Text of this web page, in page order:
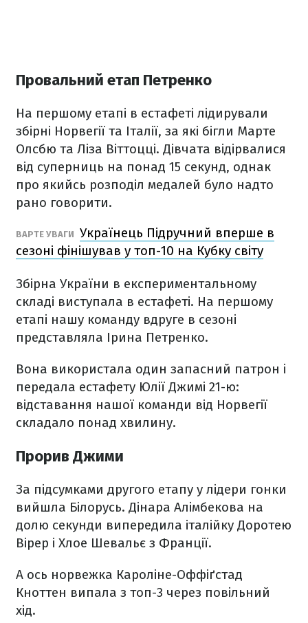
Провальний етап Петренко
На першому етапі в естафеті лідирували
збірні Норвегії та Італії, за які бігли Марте
Олсбю та Ліза Віттоцці. Дівчата відірвалися
від суперниць на понад 15 секунд, однак
про якийсь розподіл медалей було надто
рано говорити.
ВАРТЕ УВАГИ Українець Підручний вперше в
сезоні фінішував у топ-10 на Кубку світу
Збірна України в експериментальному
складі виступала в естафеті. На першому
етапі нашу команду вдруге в сезоні
представляла Ірина Петренко.
Вона використала один запасний патрон і
передала естафету Юлії Джимі 21-ю:
відставання нашої команди від Норвегії
складало понад хвилину.
Прорив Джими
За підсумками другого етапу у лідери гонки
вийшла Білорусь. Дінара Алімбекова на
долю секунди випередила італійку Доротею
Вірер і Хлое Шевальє з Франції.
А ось норвежка Кароліне-Оффіґстад
Кноттен випала з топ-3 через повільний
хід.